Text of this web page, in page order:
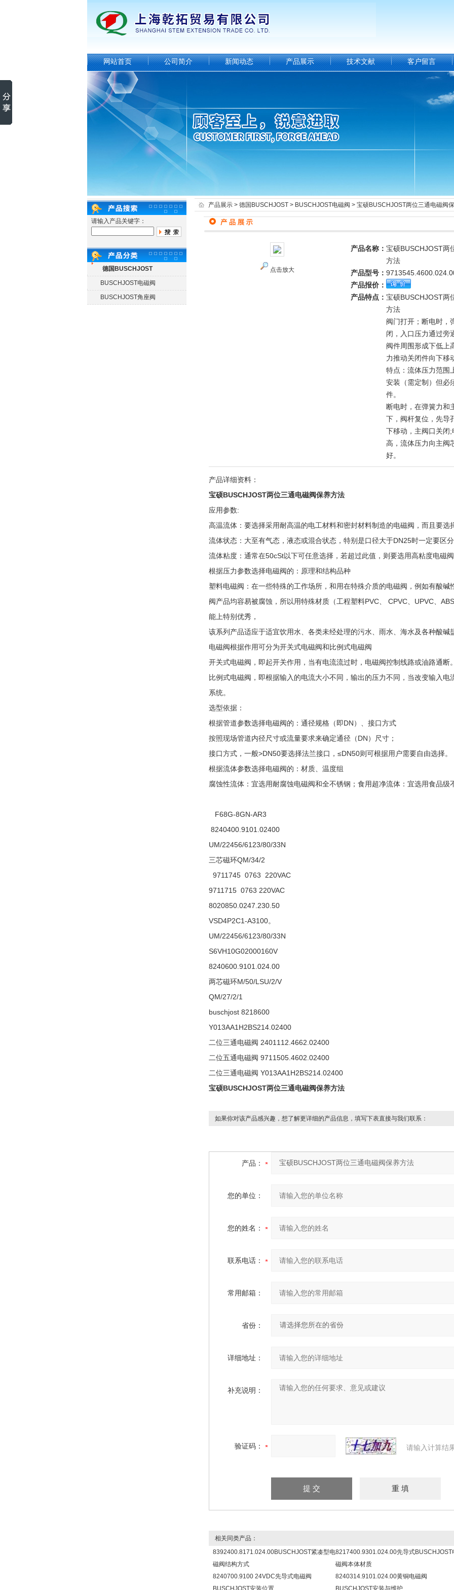
网站首页 公司简介 新闻动态 产品展示 技术文献 客户留言
请输入产品关键字：
德国BUSCHJOST
BUSCHJOST电磁阀
BUSCHJOST角座阀
产品展示 > 德国BUSCHJOST > BUSCHJOST电磁阀 > 宝硕BUSCHJOST两位三通电磁阀
点击放大
产品名称： 宝硕BUSCHJOST两
方法
产品型号：
产品报价：
产品特点： 宝硕BUSCHJOST两
方法
阀门打开；断电时，
闭，入口压力通过旁
阀件周围形成下低上
力推动关闭件向下移
特点：流体压力范围
安装（需定制）但必
件。
断电时，在弹簧力和
下，阀杆复位，先导
下移动，主阀口关闭
高，流体压力向主阀
好。
产品详细资料：
宝硕BUSCHJOST两位三通电磁阀保养方法
应用参数:
高温流体：要选择采用耐高温的电工材料和密封材料制造的电磁阀，而且要选
流体状态：大至有气态，液态或混合状态，特别是口径大于DN25时一定要区分
流体粘度：通常在50cSt以下可任意选择，若超过此值，则要选用高粘度电磁阀
根据压力参数选择电磁阀的：原理和结构品种
塑料电磁阀：在一些特殊的工作场所，和用在特殊介质的电磁阀，例如有酸
阀产品均容易被腐蚀，所以用特殊材质（工程塑料PVC、 CPVC、UPVC、
能上特别优秀，
该系列产品适应于适宜饮用水、各类未经处理的污水、雨水、海水及各种酸碱
电磁阀根据作用可分为开关式电磁阀和比例式电磁阀
开关式电磁阀，即起开关作用，当有电流流过时，电磁阀控制线路或油路通断。
比例式电磁阀，即根据输入的电流大小不同，输出的压力不同，当改变输入
系统。
选型依据：
根据管道参数选择电磁阀的：通径规格（即DN）、接口方式
按照现场管道内径尺寸或流量要求来确定通径（DN）尺寸；
接口方式，一般>DN50要选择法兰接口，≤DN50则可根据用户需要自由选择。
根据流体参数选择电磁阀的：材质、温度组
腐蚀性流体：宜选用耐腐蚀电磁阀和全不锈钢；食用超净流体：宜选用食品级
F68G-8GN-AR3
8240400.9101.02400
UM/22456/6123/80/33N
三芯磁环QM/34/2
9711745 0763 220VAC
9711715 0763 220VAC
8020850.0247.230.50
VSD4P2C1-A3100。
UM/22456/6123/80/33N
S6VH10G02000160V
8240600.9101.024.00
两芯磁环M/50/LSU/2/V
QM/27/2/1
buschjost 8218600
Y013AA1H2BS214.02400
二位三通电磁阀 2401112.4662.02400
二位五通电磁阀 9711505.4602.02400
二位三通电磁阀 Y013AA1H2BS214.02400
宝硕BUSCHJOST两位三通电磁阀保养方法
如果你对该产品感兴趣，想了解更详细的产品信息，填写下表直接与我们联系：
产品：
您的单位：
您的姓名：
联系电话：
常用邮箱：
省份：
详细地址：
补充说明：
验证码： 请输入计算结
相关同类产品：
8392400.8171.024.00BUSCHJOST紧凑型电
磁阀结构方式
8217400.9301.024.00先导式BUSCHJOST
磁阀本体材质
8240700.9100 24VDC先导式电磁阀
BUSCHJOST安装位置
8240314.9101.024.00黄铜电磁阀
BUSCHJOST安装与维护